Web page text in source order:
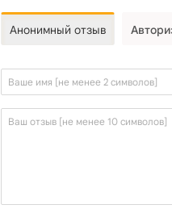
Анонимный отзыв